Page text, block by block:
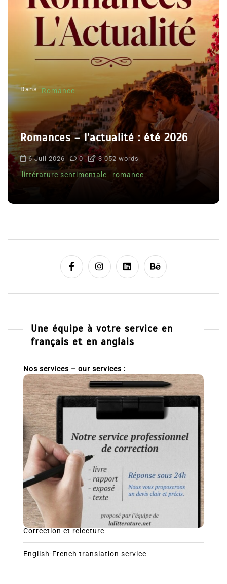
Dans Romance
Romances – l’actualité : été 2026
6 Juil 2026 0 3 052 words
littérature sentimentale romance
Une équipe à votre service en
français et en anglais
Nos services – our services :
Correction et relecture
English-French translation service